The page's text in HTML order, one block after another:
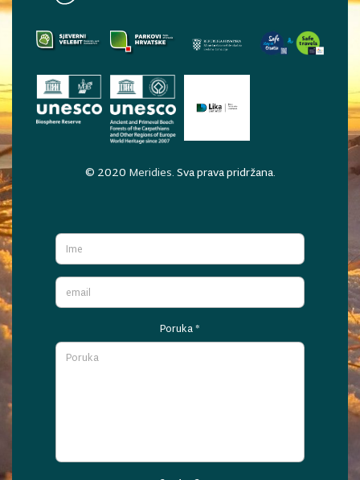
© 2020 Meridies. Sva prava pridržana.
Poruka*